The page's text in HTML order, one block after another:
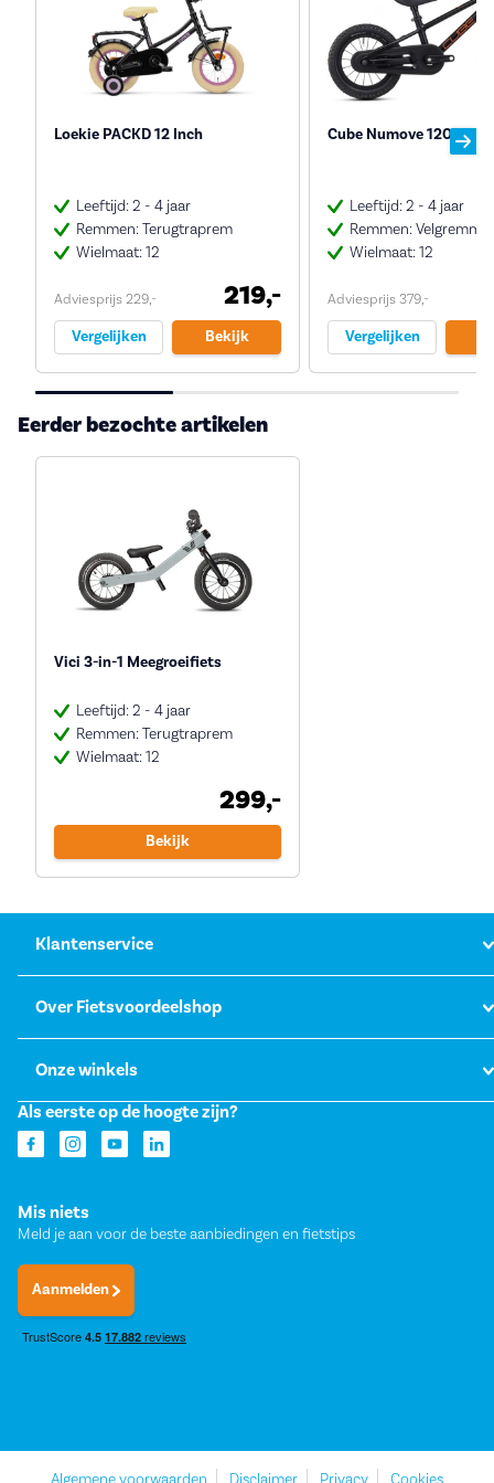
Loekie PACKD 12 Inch
Leeftijd: 2 - 4 jaar
Remmen: Terugtraprem
Wielmaat: 12
Adviesprijs 229,- 219,-
Vergelijken Bekijk
Cube Numove 120 RT
Leeftijd: 2 - 4 jaar
Remmen:
Wielmaat: 12
Adviesprijs 379,-
Vergelijken
Eerder bezochte artikelen
Vici 3-in-1 Meegroeifiets
Leeftijd: 2 - 4 jaar
Remmen: Terugtraprem
Wielmaat: 12
299,-
Bekijk
Klantenservice
Over Fietsvoordeelshop
Onze winkels
Als eerste op de hoogte zijn?
Mis niets
Meld je aan voor de beste aanbiedingen en fietstips
Aanmelden